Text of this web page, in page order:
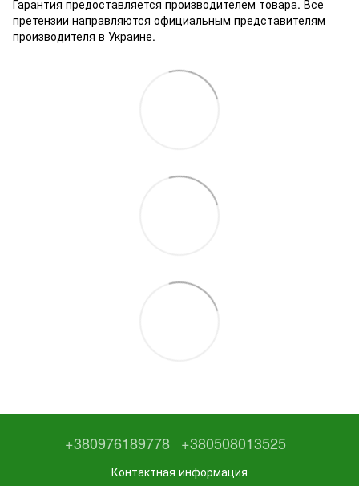
Гарантия предоставляется производителем товара. Все
претензии направляются официальным представителям
производителя в Украине.
+380976189778 +380508013525
Контактная информация